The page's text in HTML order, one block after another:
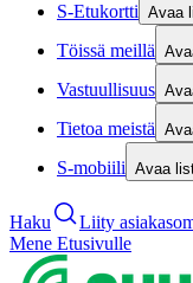
S-Etukortti Avaa
Töissä meillä
Vastuullisuus
Tietoa meistä
S-mobiili Avaa
Haku
Liity
Mene Etusivulle